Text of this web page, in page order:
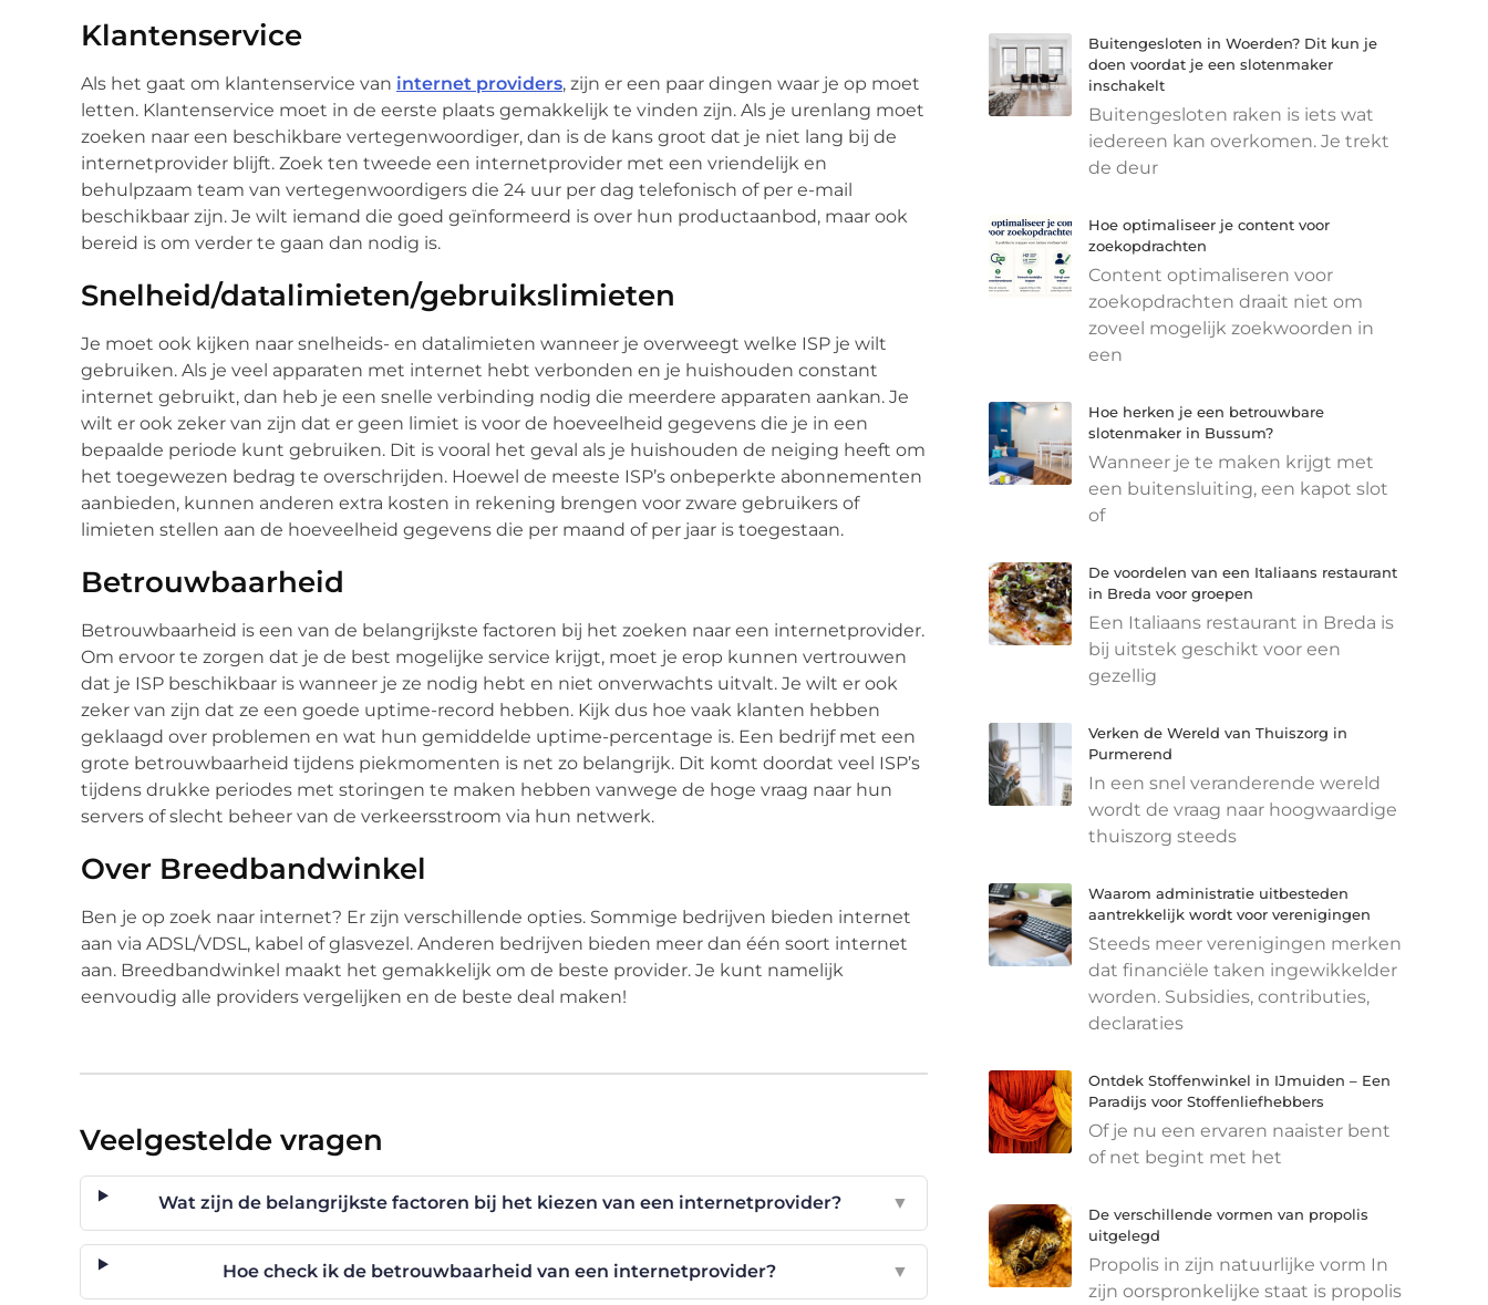
Klantenservice
Als het gaat om klantenservice van internet providers, zijn er een paar dingen waar je op moet
letten. Klantenservice moet in de eerste plaats gemakkelijk te vinden zijn. Als je urenlang moet
zoeken naar een beschikbare vertegenwoordiger, dan is de kans groot dat je niet lang bij de
internetprovider blijft. Zoek ten tweede een internetprovider met een vriendelijk en
behulpzaam team van vertegenwoordigers die 24 uur per dag telefonisch of per e-mail
beschikbaar zijn. Je wilt iemand die goed geïnformeerd is over hun productaanbod, maar ook
bereid is om verder te gaan dan nodig is.
Snelheid/datalimieten/gebruikslimieten
Je moet ook kijken naar snelheids- en datalimieten wanneer je overweegt welke ISP je wilt
gebruiken. Als je veel apparaten met internet hebt verbonden en je huishouden constant
internet gebruikt, dan heb je een snelle verbinding nodig die meerdere apparaten aankan. Je
wilt er ook zeker van zijn dat er geen limiet is voor de hoeveelheid gegevens die je in een
bepaalde periode kunt gebruiken. Dit is vooral het geval als je huishouden de neiging heeft om
het toegewezen bedrag te overschrijden. Hoewel de meeste ISP’s onbeperkte abonnementen
aanbieden, kunnen anderen extra kosten in rekening brengen voor zware gebruikers of
limieten stellen aan de hoeveelheid gegevens die per maand of per jaar is toegestaan.
Betrouwbaarheid
Betrouwbaarheid is een van de belangrijkste factoren bij het zoeken naar een internetprovider.
Om ervoor te zorgen dat je de best mogelijke service krijgt, moet je erop kunnen vertrouwen
dat je ISP beschikbaar is wanneer je ze nodig hebt en niet onverwachts uitvalt. Je wilt er ook
zeker van zijn dat ze een goede uptime-record hebben. Kijk dus hoe vaak klanten hebben
geklaagd over problemen en wat hun gemiddelde uptime-percentage is. Een bedrijf met een
grote betrouwbaarheid tijdens piekmomenten is net zo belangrijk. Dit komt doordat veel ISP’s
tijdens drukke periodes met storingen te maken hebben vanwege de hoge vraag naar hun
servers of slecht beheer van de verkeersstroom via hun netwerk.
Over Breedbandwinkel
Ben je op zoek naar internet? Er zijn verschillende opties. Sommige bedrijven bieden internet
aan via ADSL/VDSL, kabel of glasvezel. Anderen bedrijven bieden meer dan één soort internet
aan. Breedbandwinkel maakt het gemakkelijk om de beste provider. Je kunt namelijk
eenvoudig alle providers vergelijken en de beste deal maken!
Veelgestelde vragen
Wat zijn de belangrijkste factoren bij het kiezen van een internetprovider? ▼
Hoe check ik de betrouwbaarheid van een internetprovider? ▼
Buitengesloten in Woerden? Dit kun je
doen voordat je een slotenmaker
inschakelt
Buitengesloten raken is iets wat
iedereen kan overkomen. Je trekt
de deur
Hoe optimaliseer je content voor
zoekopdrachten
Content optimaliseren voor
zoekopdrachten draait niet om
zoveel mogelijk zoekwoorden in
een
Hoe herken je een betrouwbare
slotenmaker in Bussum?
Wanneer je te maken krijgt met
een buitensluiting, een kapot slot
of
De voordelen van een Italiaans restaurant
in Breda voor groepen
Een Italiaans restaurant in Breda is
bij uitstek geschikt voor een
gezellig
Verken de Wereld van Thuiszorg in
Purmerend
In een snel veranderende wereld
wordt de vraag naar hoogwaardige
thuiszorg steeds
Waarom administratie uitbesteden
aantrekkelijk wordt voor verenigingen
Steeds meer verenigingen merken
dat financiële taken ingewikkelder
worden. Subsidies, contributies,
declaraties
Ontdek Stoffenwinkel in IJmuiden – Een
Paradijs voor Stoffenliefhebbers
Of je nu een ervaren naaister bent
of net begint met het
De verschillende vormen van propolis
uitgelegd
Propolis in zijn natuurlijke vorm In
zijn oorspronkelijke staat is propolis